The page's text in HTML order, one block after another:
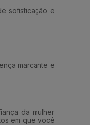
sofisticação e
marcante e
da mulher
em que você